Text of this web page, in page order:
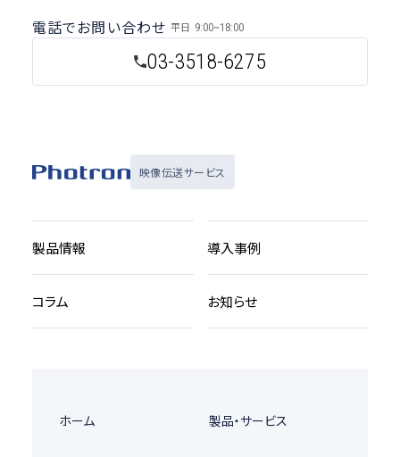
03-3518-6275
電話でお問い合わせ 平日 9:00~18:00
映像伝送サービス
製品情報 導入事例
コラム お知らせ
ホーム 製品・サービス